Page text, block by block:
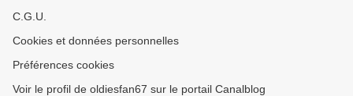
C.G.U.
Cookies et données personnelles
Préférences cookies
Voir le profil de oldiesfan67 sur le portail Canalblog